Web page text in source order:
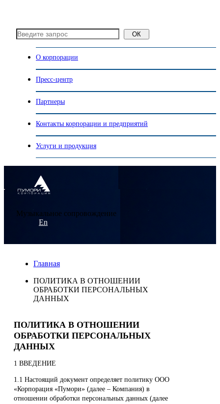
ОК
О корпорации
Пресс-центр
Партнеры
Контакты корпорации и предприятий
Услуги и продукция
Музыкальное сопровождение
En
Главная
ПОЛИТИКА В ОТНОШЕНИИ
ОБРАБОТКИ ПЕРСОНАЛЬНЫХ
ДАННЫХ
ПОЛИТИКА В ОТНОШЕНИИ
ОБРАБОТКИ ПЕРСОНАЛЬНЫХ
ДАННЫХ
1 ВВЕДЕНИЕ
1.1 Настоящий документ определяет политику ООО
«Корпорация «Пумори» (далее – Компания) в
отношении обработки персональных данных (далее